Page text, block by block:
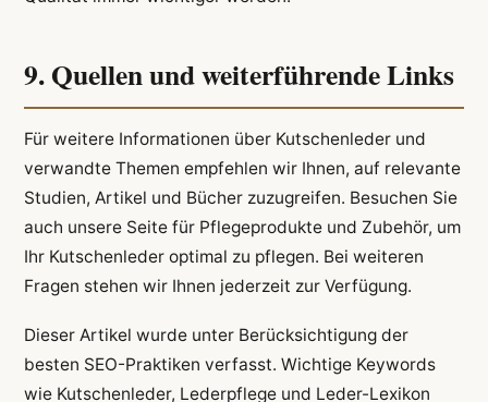
9. Quellen und weiterführende Links
Für weitere Informationen über Kutschenleder und
verwandte Themen empfehlen wir Ihnen, auf relevante
Studien, Artikel und Bücher zuzugreifen. Besuchen Sie
auch unsere Seite für Pflegeprodukte und Zubehör, um
Ihr Kutschenleder optimal zu pflegen. Bei weiteren
Fragen stehen wir Ihnen jederzeit zur Verfügung.
Dieser Artikel wurde unter Berücksichtigung der
besten SEO-Praktiken verfasst. Wichtige Keywords
wie Kutschenleder, Lederpflege und Leder-Lexikon